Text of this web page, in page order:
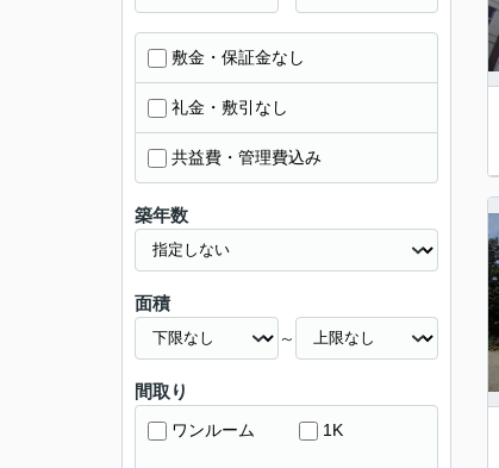
敷金・保証金なし
礼金・敷引なし
共益費・管理費込み
築年数
面積
～
間取り
ワンルーム 1K